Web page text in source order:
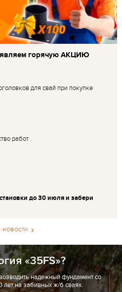
горячую АКЦИЮ
для свай при покупке
работ
до 30 июля и забери
новости
«35FS»?
надежный фундамент со
лет на забивных ж/б сваях.